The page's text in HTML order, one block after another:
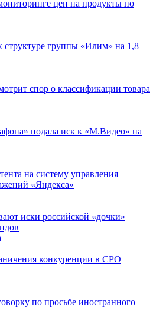
цен на продукты по
структуре группы «Илим» на 1,8
спор о классификации товара
подала иск к «М.Видео» на
на систему управления
«Яндекса»
иски российской «дочки»
конкуренции в СРО
по просьбе иностранного